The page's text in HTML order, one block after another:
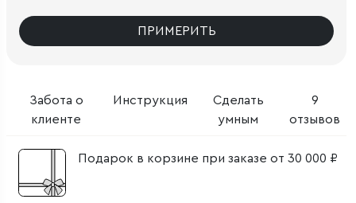
Забота о
клиенте
Инструкция
Сделать
умным
9
отзывов
Подарок в корзине при заказе от 30 000 ₽
ПРИМЕРИТЬ